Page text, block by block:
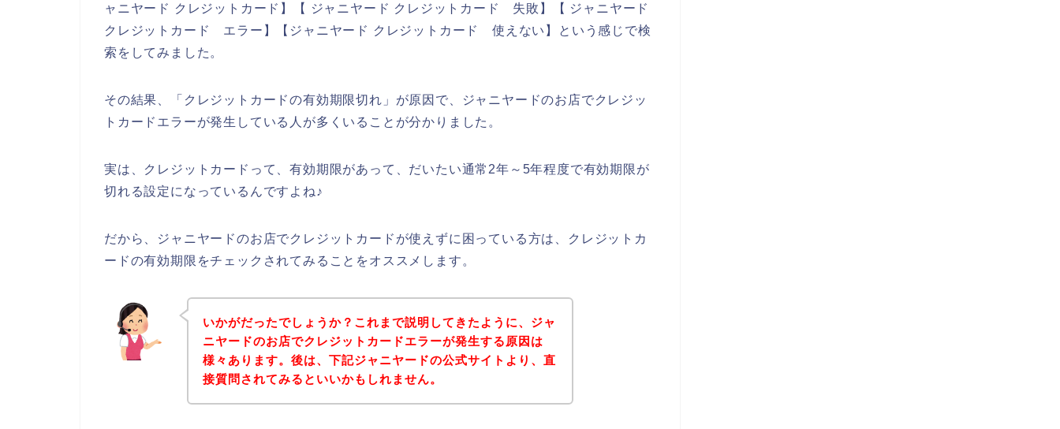
ャニヤード クレジットカード】【 ジャニヤード クレジットカード 失敗】【 ジャニヤード
クレジットカード エラー】【ジャニヤード クレジットカード 使えない】という感じで検
索をしてみました。
その結果、「クレジットカードの有効期限切れ」が原因で、ジャニヤードのお店でクレジッ
トカードエラーが発生している人が多くいることが分かりました。
実は、クレジットカードって、有効期限があって、だいたい通常2年～5年程度で有効期限が
切れる設定になっているんですよね♪
だから、ジャニヤードのお店でクレジットカードが使えずに困っている方は、クレジットカ
ードの有効期限をチェックされてみることをオススメします。
いかがだったでしょうか？これまで説明してきたように、ジャ
ニヤードのお店でクレジットカードエラーが発生する原因は
様々あります。後は、下記ジャニヤードの公式サイトより、直
接質問されてみるといいかもしれません。